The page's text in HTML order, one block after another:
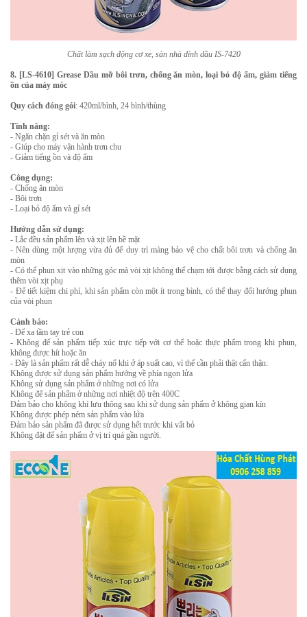
Chất làm sạch động cơ xe, sàn nhà dính dầu IS-7420
8. [LS-4610] Grease Dầu mỡ bôi trơn, chống ăn mòn, loại bỏ độ ẩm, giảm tiếng
ồn của máy móc
Quy cách đóng gói: 420ml/bình, 24 bình/thùng
Tính năng:
- Ngăn chặn gỉ sét và ăn mòn
- Giúp cho máy vận hành trơn chu
- Giảm tiếng ồn và độ ẩm
Công dụng:
- Chống ăn mòn
- Bôi trơn
- Loại bỏ độ ẩm và gỉ sét
Hướng dẫn sử dụng:
- Lắc đều sản phẩm lên và xịt lên bề mặt
- Nên dùng một lượng vừa đủ để duy trì màng bảo vệ cho chất bôi trơn và chống ăn
mòn
- Có thể phun xịt vào những góc mà vòi xịt không thể chạm tới được bằng cách sử dụng
thêm vòi xịt phụ
- Để tiết kiệm chi phí, khi sản phẩm còn một ít trong bình, có thể thay đổi hướng phun
của vòi phun
Cảnh báo:
- Để xa tầm tay trẻ con
- Không để sản phẩm tiếp xúc trực tiếp với cơ thể hoặc thực phẩm trong khi phun,
không được hít hoặc ăn
- Đây là sản phẩm rất dễ cháy nổ khi ở áp suất cao, vì thế cần phải thật cẩn thận:
Không được sử dụng sản phẩm hướng về phía ngọn lửa
Không sử dụng sản phẩm ở những nơi có lửa
Không để sản phẩm ở những nơi nhiệt độ trên 400C
Đảm bảo cho không khí lưu thông sau khi sử dụng sản phẩm ở không gian kín
Không được phép ném sản phẩm vào lửa
Đảm bảo sản phẩm đã được sử dụng hết trước khi vất bỏ
Không đặt để sản phẩm ở vị trí quá gần người.